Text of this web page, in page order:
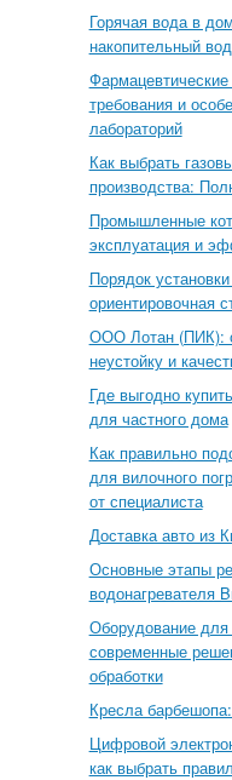
Горячая вода в
накопительный
требования и
лабораторий
Как выбрать
производства:
Промышленные
эксплуатация и
Порядок
ориентировочная
ООО Лотан (ПИК):
неустойку и
Где выгодно
для частного дома
Как правильно
для вилочного
от специалиста
Доставка авто из
Основные этапы
водонагревателя
Оборудование
современные
обработки
Кресла
Цифровой
как выбрать